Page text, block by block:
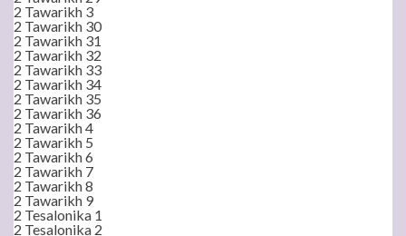
2 Tawarikh 3
2 Tawarikh 30
2 Tawarikh 31
2 Tawarikh 32
2 Tawarikh 33
2 Tawarikh 34
2 Tawarikh 35
2 Tawarikh 36
2 Tawarikh 4
2 Tawarikh 5
2 Tawarikh 6
2 Tawarikh 7
2 Tawarikh 8
2 Tawarikh 9
2 Tesalonika 1
2 Tesalonika 2